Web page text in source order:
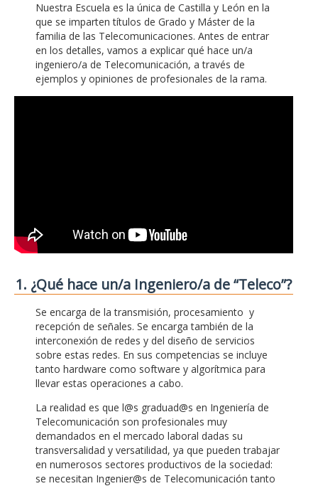
Nuestra Escuela es la única de Castilla y León en la
que se imparten títulos de Grado y Máster de la
familia de las Telecomunicaciones. Antes de entrar
en los detalles, vamos a explicar qué hace un/a
ingeniero/a de Telecomunicación, a través de
ejemplos y opiniones de profesionales de la rama.
1. ¿Qué hace un/a Ingeniero/a de “Teleco”?
Se encarga de la transmisión, procesamiento y
recepción de señales. Se encarga también de la
interconexión de redes y del diseño de servicios
sobre estas redes. En sus competencias se incluye
tanto hardware como software y algorítmica para
llevar estas operaciones a cabo.
La realidad es que l@s graduad@s en Ingeniería de
Telecomunicación son profesionales muy
demandados en el mercado laboral dadas su
transversalidad y versatilidad, ya que pueden trabajar
en numerosos sectores productivos de la sociedad:
se necesitan Ingenier@s de Telecomunicación tanto